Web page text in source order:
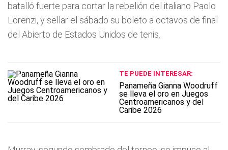
batalló fuerte para cortar la rebelión del italiano Paolo
Lorenzi, y sellar el sábado su boleto a octavos de final
del Abierto de Estados Unidos de tenis.
TE PUEDE INTERESAR:
Panameña Gianna Woodruff
se lleva el oro en Juegos
Centroamericanos y del
Caribe 2026